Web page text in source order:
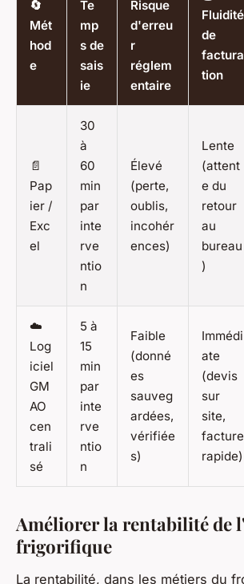
🔄
Mét
hod
e
Te
mp
s de
sais
ie
Risque
d'erreu
r
réglem
entaire
Fluidité
de
factura
tion
📄
Pap
ier /
Exc
el
30
à
60
min
par
inte
rve
ntio
n
Élevé
(perte,
oublis,
incohér
ences)
Lente
(attent
e du
retour
au
bureau
)
☁️
Log
iciel
GM
AO
cen
trali
sé
5 à
15
min
par
inte
rve
ntio
n
Faible
(donné
es
sauveg
ardées,
vérifiée
s)
Immédi
ate
(devis
sur
site,
facture
rapide)
Améliorer la rentabilité de
frigorifique
La rentabilité, dans les métiers du